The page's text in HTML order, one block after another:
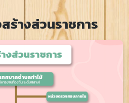
ร้างส่วนราชการ